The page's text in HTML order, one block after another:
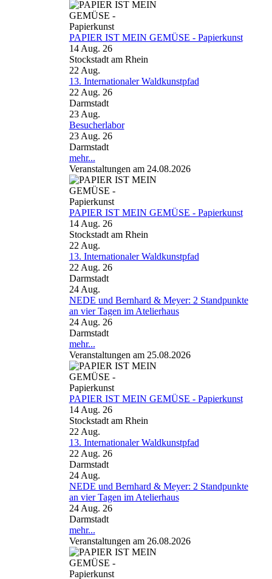
PAPIER IST MEIN GEMÜSE - Papierkunst
14 Aug. 26
Stockstadt am Rhein
22 Aug.
13. Internationaler Waldkunstpfad
22 Aug. 26
Darmstadt
23 Aug.
Besucherlabor
23 Aug. 26
Darmstadt
mehr...
Veranstaltungen am 24.08.2026
PAPIER IST MEIN GEMÜSE - Papierkunst
14 Aug. 26
Stockstadt am Rhein
22 Aug.
13. Internationaler Waldkunstpfad
22 Aug. 26
Darmstadt
24 Aug.
NEDE und Bernhard & Meyer: 2 Standpunkte
an vier Tagen im Atelierhaus
24 Aug. 26
Darmstadt
mehr...
Veranstaltungen am 25.08.2026
PAPIER IST MEIN GEMÜSE - Papierkunst
14 Aug. 26
Stockstadt am Rhein
22 Aug.
13. Internationaler Waldkunstpfad
22 Aug. 26
Darmstadt
24 Aug.
NEDE und Bernhard & Meyer: 2 Standpunkte
an vier Tagen im Atelierhaus
24 Aug. 26
Darmstadt
mehr...
Veranstaltungen am 26.08.2026